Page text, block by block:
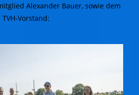
Alexander Bauer, sowie dem
Vorstand: